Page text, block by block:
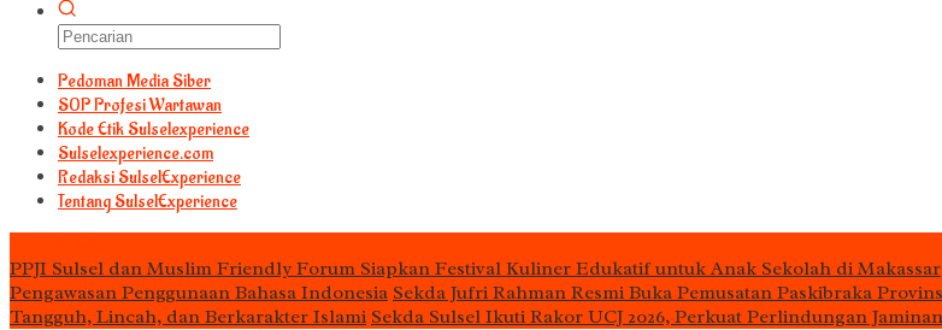
Pedoman Media Siber
S0P Profesi Wartawan
Kode Etik Sulselexperience
Sulselexperience.com
Redaksi SulselExperience
Tentang SulselExperience
PPJI Sulsel dan Muslim Friendly Forum Siapkan Festival Kuliner Edukatif untuk Anak Sekolah di Makassar
Pengawasan Penggunaan Bahasa Indonesia Sekda Jufri Rahman Resmi Buka Pemusatan Paskibraka
Tangguh, Lincah, dan Berkarakter Islami Sekda Sulsel Ikuti Rakor UCJ 2026, Perkuat Perlindungan